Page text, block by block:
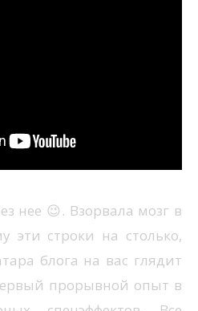
нее 😉. Взорвала мозг в
эти строки на столько,
блога на вас глядит
прорывной опыт в